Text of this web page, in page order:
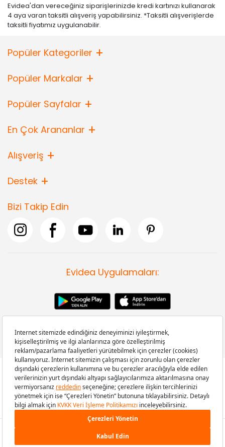
Evidea'dan vereceğiniz siparişlerinizde kredi kartınızı kullanarak
4 aya varan taksitli alışveriş yapabilirsiniz. *Taksitli alışverişlerde
taksitli fiyatımız uygulanabilir.
Popüler Kategoriler
Popüler Markalar
Popüler Sayfalar
En Çok Arananlar
Alışveriş
Destek
Bizi Takip Edin
Evidea Uygulamaları:
Copyright © 2008-2026 Evidea.com | Tüm hakları saklıdır.